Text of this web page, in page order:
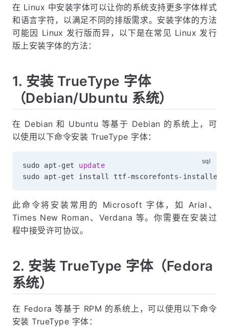
在 Linux 中安装字体可以让你的系统支持更多字体样式
和语言字符，以满足不同的排版需求。安装字体的方法
可能因 Linux 发行版而异，以下是在常见 Linux 发行
版上安装字体的方法：
1. 安装 TrueType 字体
（Debian/Ubuntu 系统）
在 Debian 和 Ubuntu 等基于 Debian 的系统上，可
以使用以下命令安装 TrueType 字体：
sudo apt -get update
sudo apt -get install ttf-mscorefonts-
此命令将安装常用的 Microsoft 字体，如 Arial、
Times New Roman、Verdana 等。你需要在安装过
程中接受许可协议。
2. 安装 TrueType 字体（Fedora
系统）
在 Fedora 等基于 RPM 的系统上，可以使用以下命令
安装 TrueType 字体：